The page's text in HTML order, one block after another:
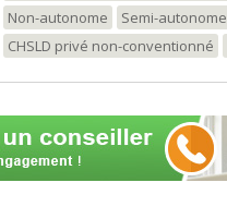
Non-autonome
Semi-autonome
CHSLD privé non-conventionné